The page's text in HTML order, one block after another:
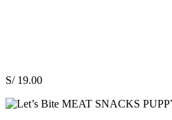
S/19.00